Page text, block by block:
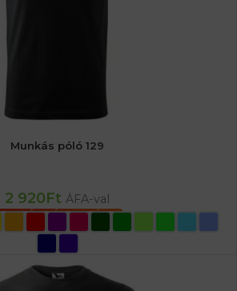
Munkás póló 129
2 920Ft ÁFA-val
OPCIÓK VÁLASZTÁSA